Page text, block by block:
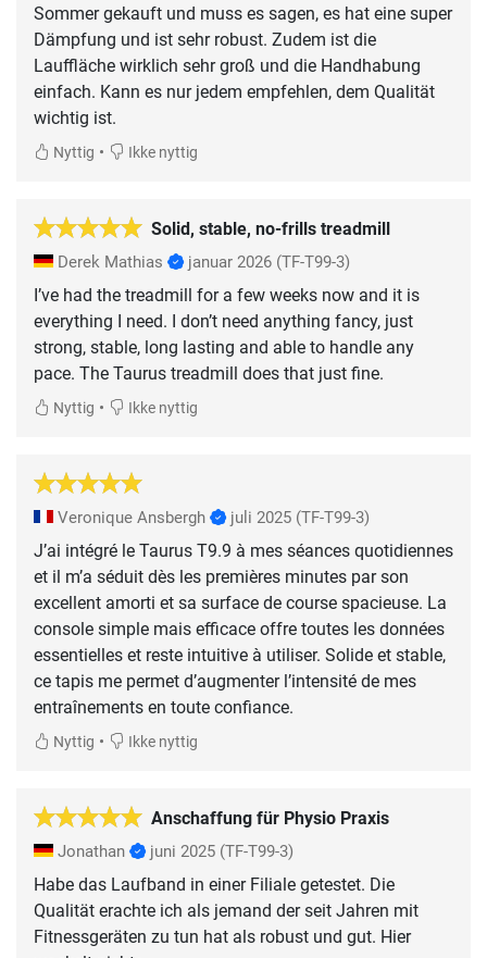
Sommer gekauft und muss es sagen, es hat eine super
Dämpfung und ist sehr robust. Zudem ist die
Lauffläche wirklich sehr groß und die Handhabung
einfach. Kann es nur jedem empfehlen, dem Qualität
wichtig ist.
Nyttig • Ikke nyttig
Solid, stable, no-frills treadmill
Derek Mathias januar 2026 (TF-T99-3)
I’ve had the treadmill for a few weeks now and it is
everything I need. I don’t need anything fancy, just
strong, stable, long lasting and able to handle any
pace. The Taurus treadmill does that just fine.
Nyttig • Ikke nyttig
Veronique Ansbergh juli 2025 (TF-T99-3)
J’ai intégré le Taurus T9.9 à mes séances quotidiennes
et il m’a séduit dès les premières minutes par son
excellent amorti et sa surface de course spacieuse. La
console simple mais efficace offre toutes les données
essentielles et reste intuitive à utiliser. Solide et stable,
ce tapis me permet d’augmenter l’intensité de mes
entraînements en toute confiance.
Nyttig • Ikke nyttig
Anschaffung für Physio Praxis
Jonathan juni 2025 (TF-T99-3)
Habe das Laufband in einer Filiale getestet. Die
Qualität erachte ich als jemand der seit Jahren mit
Fitnessgeräten zu tun hat als robust und gut. Hier